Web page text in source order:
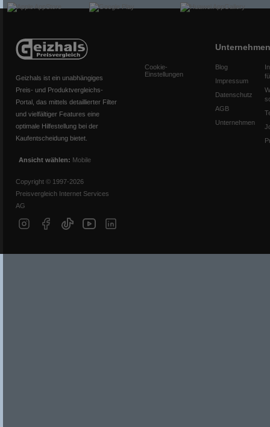
Geizhals ist ein unabhängiges
Preis- und Produktvergleichs-
Portal, das mittels detaillierter Filter
und vielfältiger Features eine
optimale Hilfestellung bei der
Kaufentscheidung bietet.
Ansicht wählen: Mobile
Copyright © 1997-2026
Preisvergleich Internet Services
AG
Cookie-
Einstellungen
Unternehmen
Blog
Impressum
Datenschutz
AGB
Unternehmen